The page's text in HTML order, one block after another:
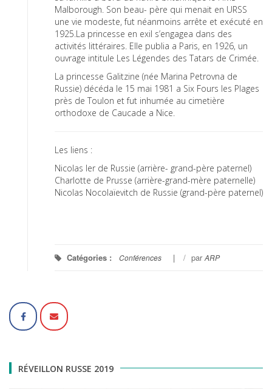
Malborough. Son beau- père qui menait en URSS
une vie modeste, fut néanmoins arrête et exécuté en
1925.La princesse en exil s’engagea dans des
activités littéraires. Elle publia a Paris, en 1926, un
ouvrage intitule Les Légendes des Tatars de Crimée.
La princesse Galitzine (née Marina Petrovna de
Russie) décéda le 15 mai 1981 a Six Fours les Plages
près de Toulon et fut inhumée au cimetière
orthodoxe de Caucade a Nice.
Les liens :
Nicolas Ier de Russie (arrière- grand-père paternel)
Charlotte de Prusse (arrière-grand-mère paternelle)
Nicolas Nocolaïevitch de Russie (grand-père paternel)
Catégories : Conférences / parARP
RÉVEILLON RUSSE 2019